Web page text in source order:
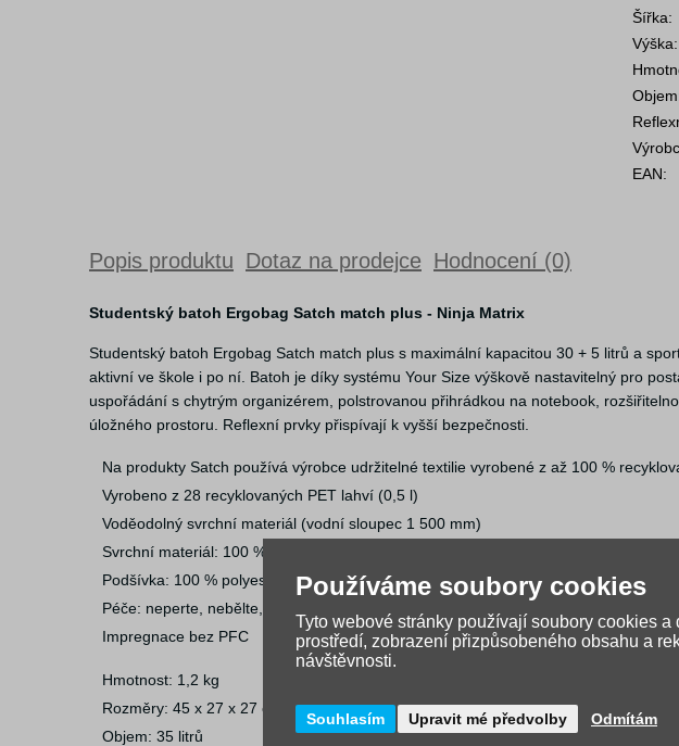
Šířka:
Výška:
EAN:
Popis produktu Dotaz na prodejce Hodnocení (0)
Studentský batoh Ergobag Satch match plus - Ninja Matrix
Studentský batoh Ergobag Satch match plus s maximální kapacitou 30 + 5 litrů a
aktivní ve škole i po ní. Batoh je díky systému Your Size výškově nastavitelný pro
uspořádání s chytrým organizérem, polstrovanou přihrádkou na notebook,
úložného prostoru. Reflexní prvky přispívají k vyšší bezpečnosti.
Na produkty Satch používá výrobce udržitelné textilie vyrobené z až 100 %
Vyrobeno z 28 recyklovaných PET lahví (0,5 l)
Voděodolný svrchní materiál (vodní sloupec 1 500 mm)
Svrchní materiál: 100 % polyester (recyklovaný)
Podšívka: 100 % polyester
Péče: neperte, nebělte, nesušte v sušičce, nežehlete, nečistěte chemicky
Impregnace bez PFC
Hmotnost: 1,2 kg
Rozměry: 45 x 27 x 27 cm
Objem: 35 litrů
Používáme soubory cookies
Tyto webové stránky používají soubory cookies
prostředí, zobrazení přizpůsobeného obsahu a
návštěvnosti.
Souhlasím Upravit mé předvolby Odmítám